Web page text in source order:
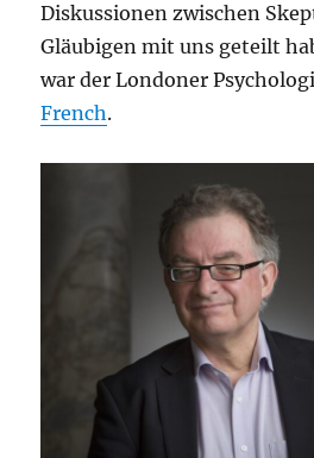
Diskussionen zwischen
Gläubigen mit uns geteilt
war der Londoner
French.